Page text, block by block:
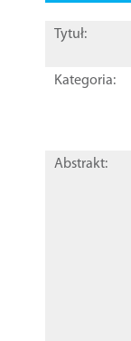
Tytuł:
Kategoria:
Abstrakt: